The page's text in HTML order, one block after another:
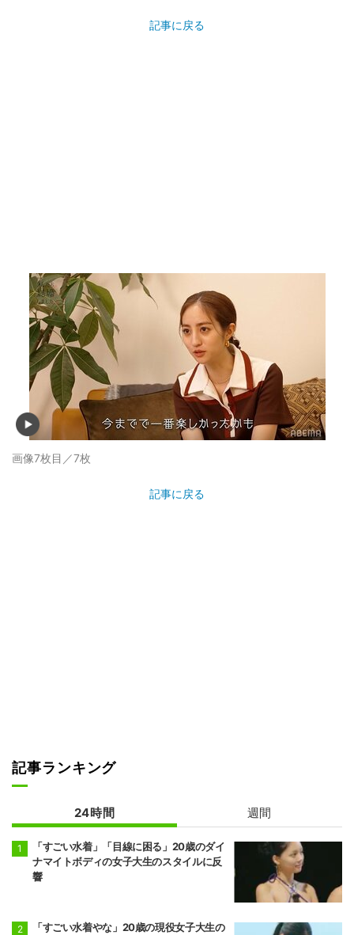
記事に戻る
画像7枚目／7枚
記事に戻る
記事ランキング
24時間 週間
「すごい水着」「目線に困る」20歳のダイ
ナマイトボディの女子大生のスタイルに反
響
「すごい水着やな」20歳の現役女子大生の